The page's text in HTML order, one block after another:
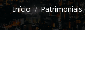
Você está aqui:
Início Patrimoniais